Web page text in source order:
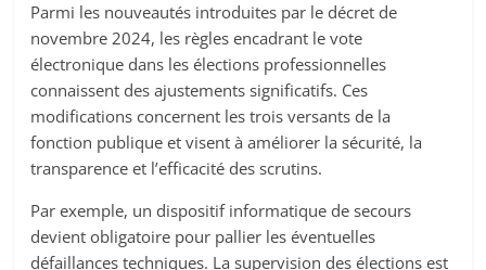
Parmi les nouveautés introduites par le décret de
novembre 2024, les règles encadrant le vote
électronique dans les élections professionnelles
connaissent des ajustements significatifs. Ces
modifications concernent les trois versants de la
fonction publique et visent à améliorer la sécurité, la
transparence et l’efficacité des scrutins.
Par exemple, un dispositif informatique de secours
devient obligatoire pour pallier les éventuelles
défaillances techniques. La supervision des élections est